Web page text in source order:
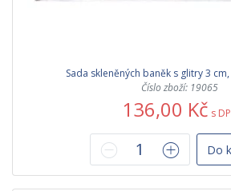
Sada skleněných baněk s glitry 3
Číslo zboží: 19065
136,00 Kč s
Do